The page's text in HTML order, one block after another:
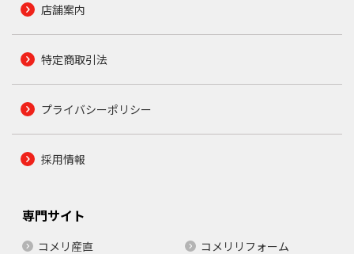
店舗案内
特定商取引法
プライバシーポリシー
採用情報
専門サイト
コメリ産直
コメリリフォーム